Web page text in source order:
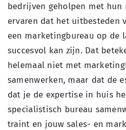
bedrijven geholpen met hun
ervaren dat het uitbesteden
een marketingbureau op de
succesvol kan zijn. Dat
helemaal niet met
samenwerken, maar dat de
dat je de expertise in huis
specialistisch bureau
traint en jouw sales- en